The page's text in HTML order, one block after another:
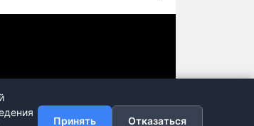
Принять Отказаться